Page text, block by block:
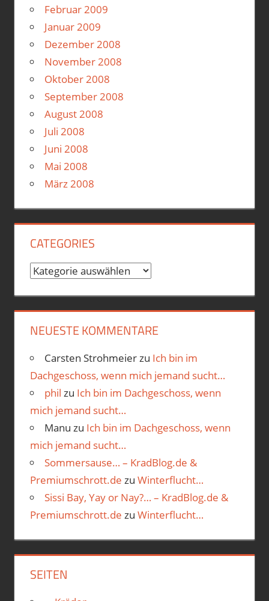
Februar 2009
Januar 2009
Dezember 2008
November 2008
Oktober 2008
September 2008
August 2008
Juli 2008
Juni 2008
Mai 2008
März 2008
CATEGORIES
Categories
NEUESTE KOMMENTARE
Carsten Strohmeierzu Ich bin im
Dachgeschoss, wenn mich jemand sucht…
phil zu Ich bin im Dachgeschoss, wenn
mich jemand sucht…
Manu zu Ich bin im Dachgeschoss, wenn
mich jemand sucht…
Sommersause… – KradBlog.de &
Premiumschrott.de zu Winterflucht…
Sissi Bay, Yay or Nay?… – KradBlog.de &
Premiumschrott.de zu Winterflucht…
SEITEN